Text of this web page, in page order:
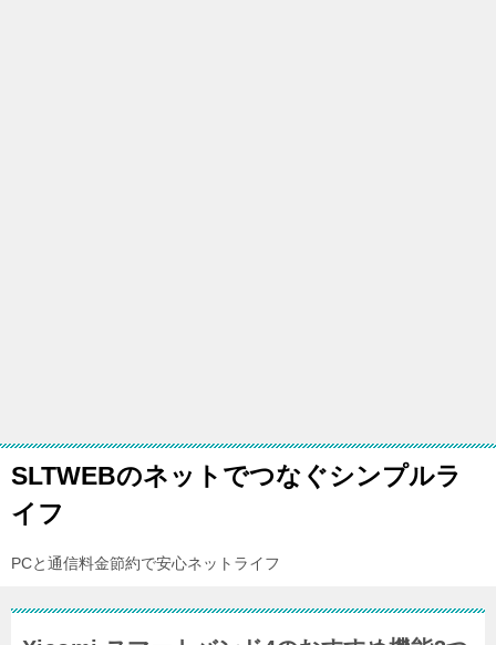
SLTWEBのネットでつなぐシンプルラ
イフ
PCと通信料金節約で安心ネットライフ